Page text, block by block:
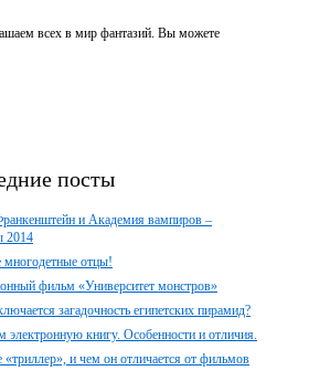
всех в мир фантазий. Вы можете
посты
и Академия вампиров –
2014
многодетные отцы!
фильм «Университет монстров»
загадочность египетских пирамид?
электронную книгу. Особенности и отличия.
«триллер», и чем он отличается от фильмов